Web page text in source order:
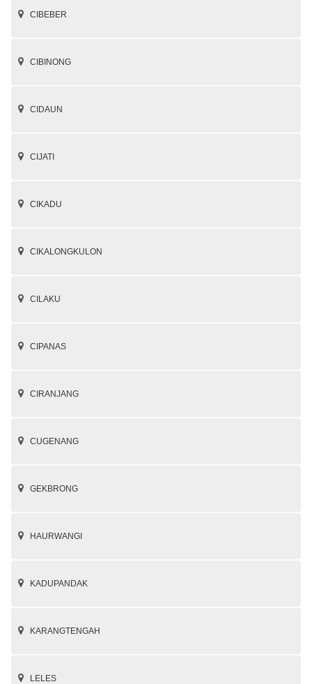
CIBEBER
CIBINONG
CIDAUN
CIJATI
CIKADU
CIKALONGKULON
CILAKU
CIPANAS
CIRANJANG
CUGENANG
GEKBRONG
HAURWANGI
KADUPANDAK
KARANGTENGAH
LELES